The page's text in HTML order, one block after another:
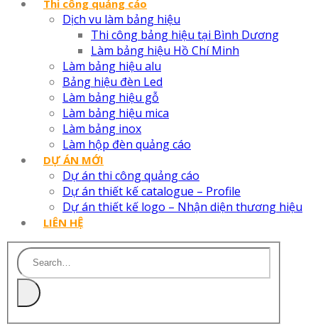
Thi công quảng cáo
Dịch vu làm bảng hiệu
Thi công bảng hiệu tại Bình Dương
Làm bảng hiệu Hồ Chí Minh
Làm bảng hiệu alu
Bảng hiệu đèn Led
Làm bảng hiệu gỗ
Làm bảng hiệu mica
Làm bảng inox
Làm hộp đèn quảng cáo
DỰ ÁN MỚI
Dự án thi công quảng cáo
Dự án thiết kế catalogue – Profile
Dự án thiết kế logo – Nhận diện thương hiệu
LIÊN HỆ